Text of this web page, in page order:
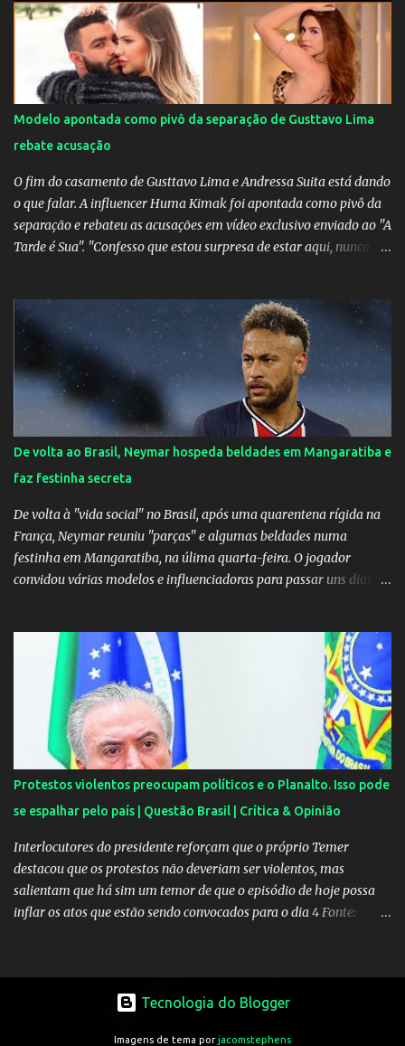
Zaneratto foram autoras dos gols. Juliette, embaixadora
‎@Globoplay mandou um xero para as meninas e falou do seu
Modelo apontada como pivô da separação de Gusttavo Lima
rebate acusação
O fim do casamento de Gusttavo Lima e Andressa Suita está dando
o que falar. A influencer Huma Kimak foi apontada como pivô da
separação e rebateu as acusações em vídeo exclusivo enviado ao "A
Tarde é Sua". "Confesso que estou surpresa de estar aqui, nunca
nenhum tipo de contato, nem de fã porque sou fã dele", disse
Huma Kimak. A influencer também contou que recebe diversos
ataques na internet desde a época em que foi contratada para
fazer a divulgação de uma live do Gusttavo Lima em Manaus,
capital do Amazonas. "Fui até o local onde seria o show, divulguei
e no dia seguinte foi feita a live que eu não pude ir, porque estava
me sentindo mal", explicou Huma. A notícia da separação de
Gusttavo Lima e Andressa Suita foi divulgada no dia 9 de outubro.
A relação chegou ao fim após cinco anos e houve rumores de uma
suposta traição do canto...
De volta ao Brasil, Neymar hospeda beldades em Mangaratiba e
faz festinha secreta
De volta à "vida social" no Brasil, após uma quarentena rígida na
França, Neymar reuniu "parças" e algumas beldades numa
festinha em Mangaratiba, na úlima quarta-feira. O jogador
convidou várias modelos e influenciadoras para passar uns dias
dentro do condomínio onde fica a mansão do craque do PSG.
Segundo uma fonte do EXTRA, a festa aconteceu ao som de muito
pagode e um show de Suel e do cantor pernambucano Robinho,
que aparecem num registro no resort, e também de Anchietx. De
Mangaratiba, os cantores ainda seguiram para Campo Grande,
onde se apresentaram numa casa de show no bairro da Zona
Oeste do Rio. As moças foram convidadas por Neymar através das
redes sociais. O jogador faz questão de pagar as estadias delas e
também as passagens. A exigência é sempre a mesma: não postar
ou falar nada sobre. Celulares, aliás, são proibidos nas festas....
Protestos violentos preocupam políticos e o Planalto. Isso pode
se espalhar pelo país | Questão Brasil | Crítica & Opinião
Interlocutores do presidente reforçam que o próprio Temer
destacou que os protestos não deveriam ser violentos, mas
salientam que há sim um temor de que o episódio de hoje possa
inflar os atos que estão sendo convocados para o dia 4 Fonte:
Tecnologia do Blogger
Imagens de tema porjacomstephens